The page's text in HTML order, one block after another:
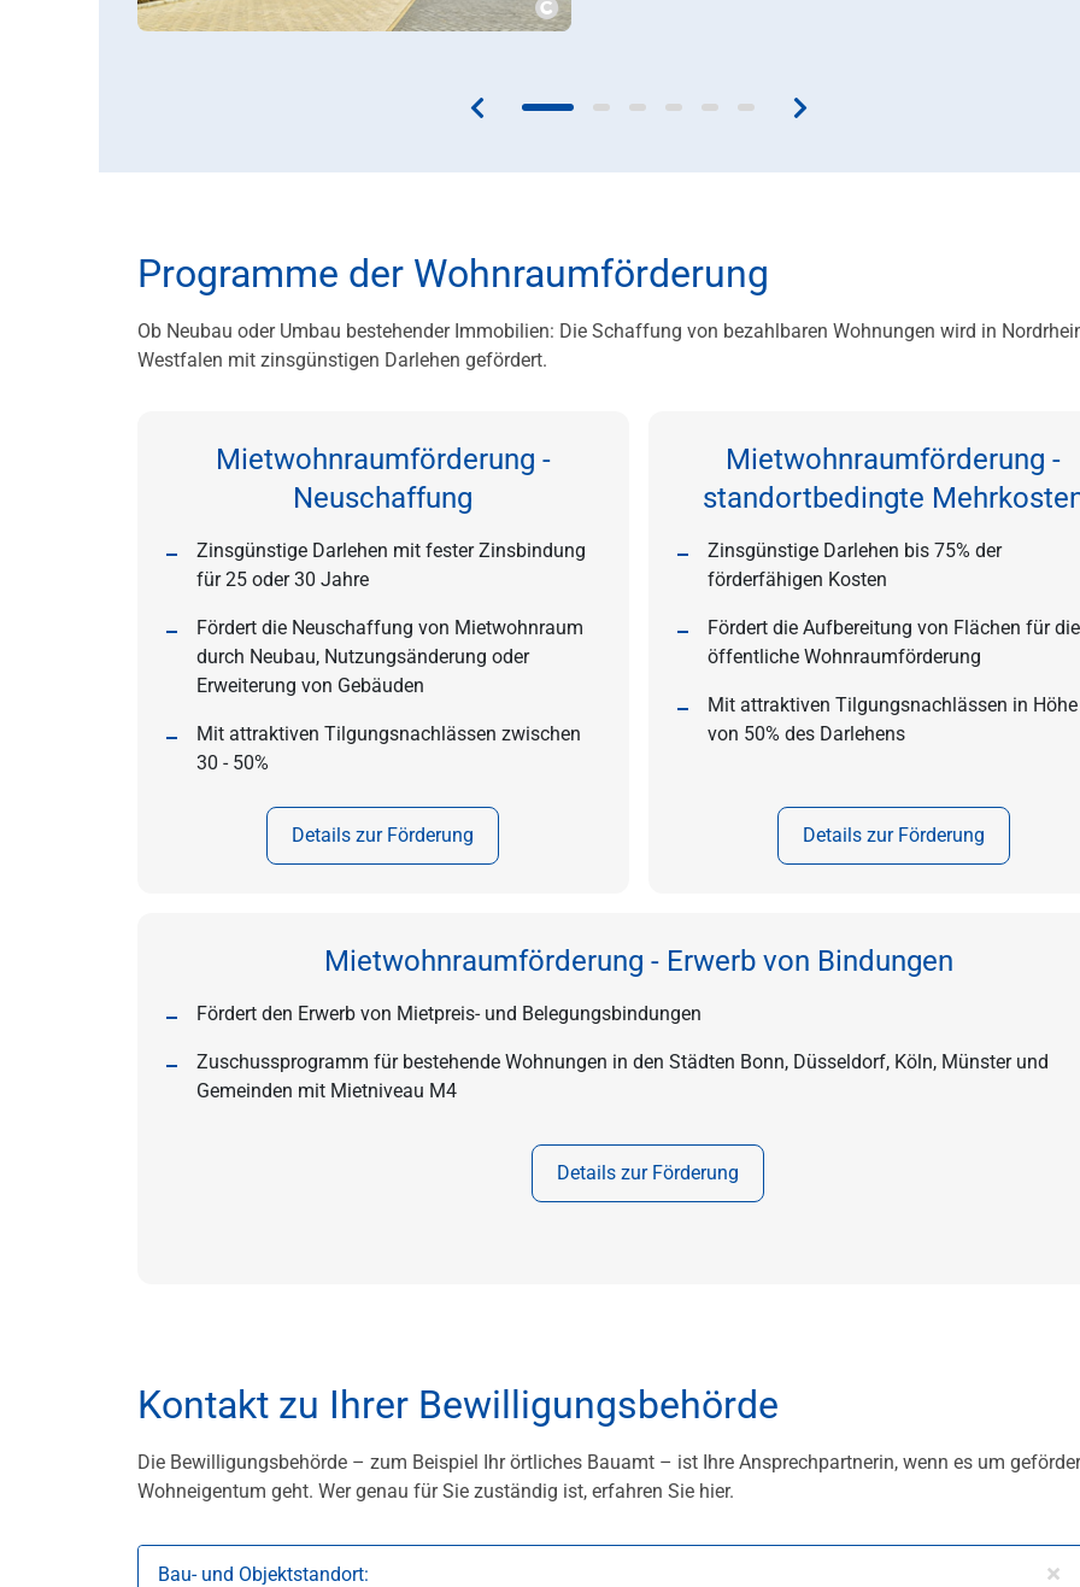
Copyright
Programme der Wohnraumförderung
Ob Neubau oder Umbau bestehender Immobilien: Die Schaffung von bezahlbaren Wohnungen wird in
Westfalen mit zinsgünstigen Darlehen gefördert.
Mietwohnraumförderung -
Neuschaffung
Zinsgünstige Darlehen mit fester Zinsbindung
für 25 oder 30 Jahre
Fördert die Neuschaffung von Mietwohnraum
durch Neubau, Nutzungsänderung oder
Erweiterung von Gebäuden
Mit attraktiven Tilgungsnachlässen zwischen
30 - 50%
Details zur Förderung
Mietwohnraumförderung -
standortbedingte
Zinsgünstige Darlehen bis 75% der
förderfähigen Kosten
Fördert die Aufbereitung von Flächen für die
öffentliche Wohnraumförderung
Mit attraktiven Tilgungsnachlässen in Höhe
von 50% des Darlehens
Details zur Förderung
Mietwohnraumförderung - Erwerb von Bindungen
Fördert den Erwerb von Mietpreis- und Belegungsbindungen
Zuschussprogramm für bestehende Wohnungen in den Städten Bonn, Düsseldorf, Köln, Münster und
Gemeinden mit Mietniveau M4
Details zur Förderung
Kontakt zu Ihrer Bewilligungsbehörde
Die Bewilligungsbehörde – zum Beispiel Ihr örtliches Bauamt – ist Ihre Ansprechpartnerin, wenn es um
Wohneigentum geht. Wer genau für Sie zuständig ist, erfahren Sie hier.
Bau- und Objektstandort: